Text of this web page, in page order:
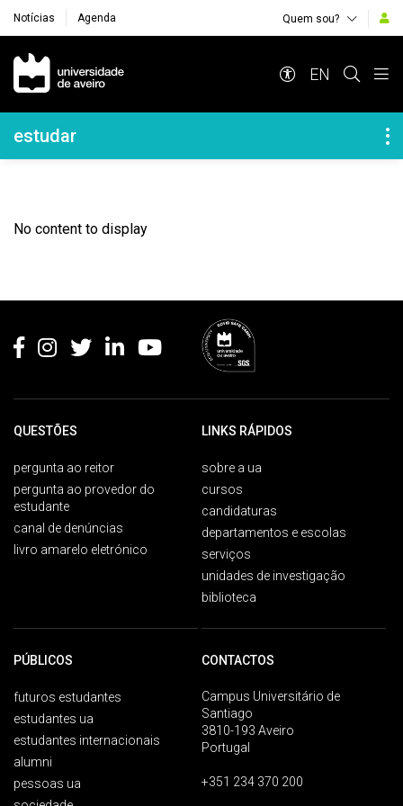
Notícias Agenda Quem sou?
Navegação Principal
EN
Navegação Lateral
estudar
No content to display
QUESTÕES
pergunta ao reitor
pergunta ao provedor do
estudante
canal de denúncias
livro amarelo eletrónico
LINKS RÁPIDOS
sobre a ua
cursos
candidaturas
departamentos e escolas
serviços
unidades de investigação
biblioteca
PÚBLICOS
futuros estudantes
estudantes ua
estudantes internacionais
alumni
pessoas ua
CONTACTOS
Campus Universitário de
Santiago
3810-193 Aveiro
Portugal
+351 234 370 200